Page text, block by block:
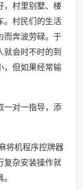
，村里别墅、楼
。村民们的生活
而奔波劳碌。于
会时不时的到
，但如果经常输
一对一指导，添
将机程序控牌器
复杂安装操作就